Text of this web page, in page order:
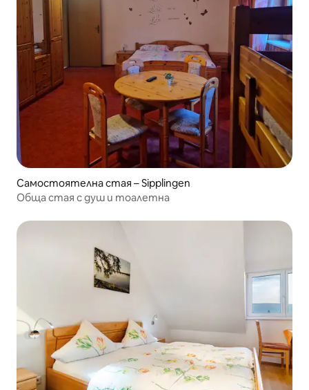
Самостоятелна стая – Sipplingen
Обща стая с душ и тоалетна